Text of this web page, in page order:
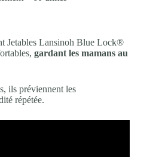
Jetables Lansinoh Blue Lock®
gardant les mamans au
ils préviennent les
répétée.